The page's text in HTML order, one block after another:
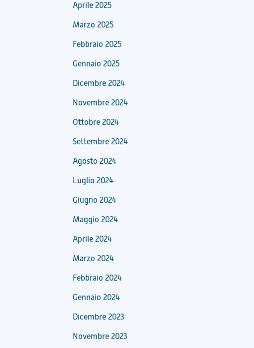
Aprile 2025
Marzo 2025
Febbraio 2025
Gennaio 2025
Dicembre 2024
Novembre 2024
Ottobre 2024
Settembre 2024
Agosto 2024
Luglio 2024
Giugno 2024
Maggio 2024
Aprile 2024
Marzo 2024
Febbraio 2024
Gennaio 2024
Dicembre 2023
Novembre 2023